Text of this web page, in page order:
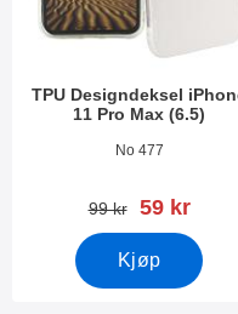
TPU Designdeksel
11 Pro Max (6.5)
Varenummer 33385
No 477
gammel pris
99 kr ny pris
59 kr
Kjøp